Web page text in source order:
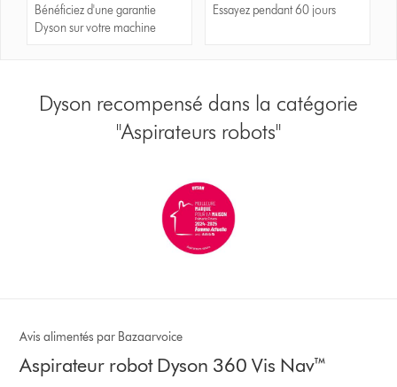
Bénéficiez d'une garantie
Dyson sur votre machine
Essayez pendant 60 jours
Dyson recompensé dans la catégorie
"Aspirateurs robots"
Avis alimentés par Bazaarvoice
Aspirateur robot Dyson 360 Vis Nav™